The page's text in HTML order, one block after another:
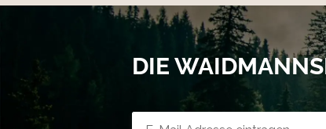
DIE